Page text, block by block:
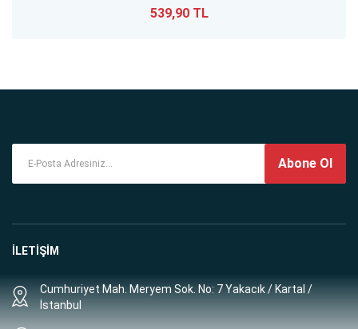
539,90 TL
Abone Ol
İLETİŞİM
Cumhuriyet Mah. Meryem Sok. No: 7 Yakacık / Kartal /
İstanbul